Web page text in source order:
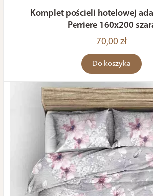
Komplet pościeli hotelowej
Perriere 160x200
70,00 zł
Do koszyka